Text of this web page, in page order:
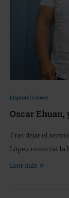
Emprendedores
Oscar Ehuan,
Tras dejar el
López convirtió la
Leer más